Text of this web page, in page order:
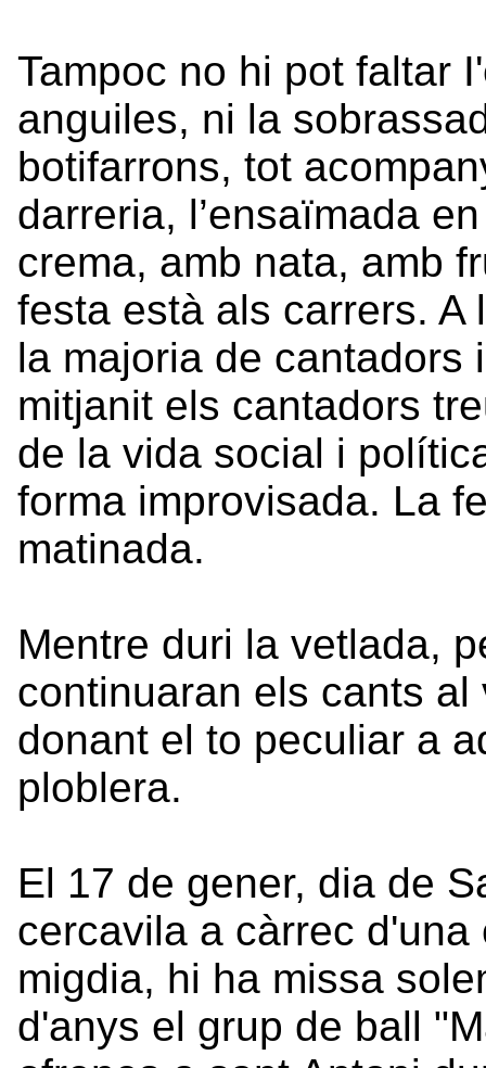
Tampoc no hi pot faltar
anguiles, ni la
botifarrons, tot
darreria, l’ensaïmada
crema, amb nata, amb
festa està als carrers.
la majoria de cantadors
mitjanit els cantadors
de la vida social i
forma improvisada. La
matinada.
Mentre duri la vetlada,
continuaran els cants
donant el to peculiar a
ploblera.
El 17 de gener, dia de
cercavila a càrrec
migdia, hi ha missa
d'anys el grup de ball